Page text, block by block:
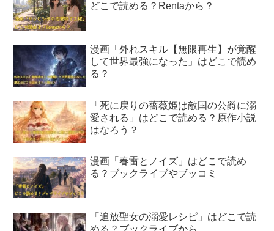
どこで読める？Rentaから？
漫画「外れスキル【無限再生】が覚醒
して世界最強になった」はどこで読め
る？
「死に戻りの薔薇姫は敵国の公爵に溺
愛される」はどこで読める？原作小説
はなろう？
漫画「春雷とノイズ」はどこで読め
る？ブックライブやブッコミ
「追放聖女の溺愛レシピ」はどこで読
める？ブックライブから